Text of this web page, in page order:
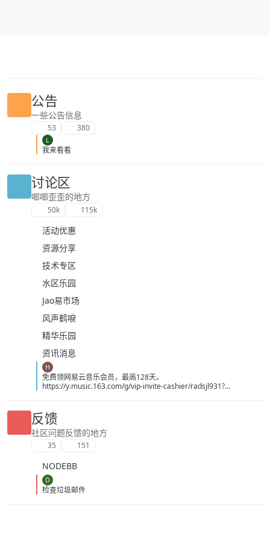
公告
一些公告信息
53 380
L
我来看看
讨论区
唧唧歪歪的地方
50k 115k
活动优惠
资源分享
技术专区
水区乐园
Jao易市场
风声鹤唳
精华乐园
资讯消息
H
免费领网易云音乐会员，最高128天。
https://y.music.163.com/g/vip-invite-cashier/radsjl931?
86&dlt=0846
反馈
社区问题反馈的地方
35 151
NODEBB
D
检查垃圾邮件